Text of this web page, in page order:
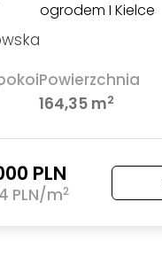
ogrodem I Kielce
Powierzchnia
164,35 m2
PLN
PLN/m2